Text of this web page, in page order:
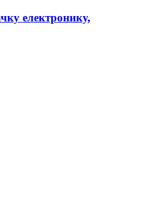
електронику,